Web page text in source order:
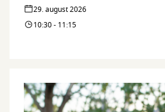
29. august 2026
10:30 - 11:15